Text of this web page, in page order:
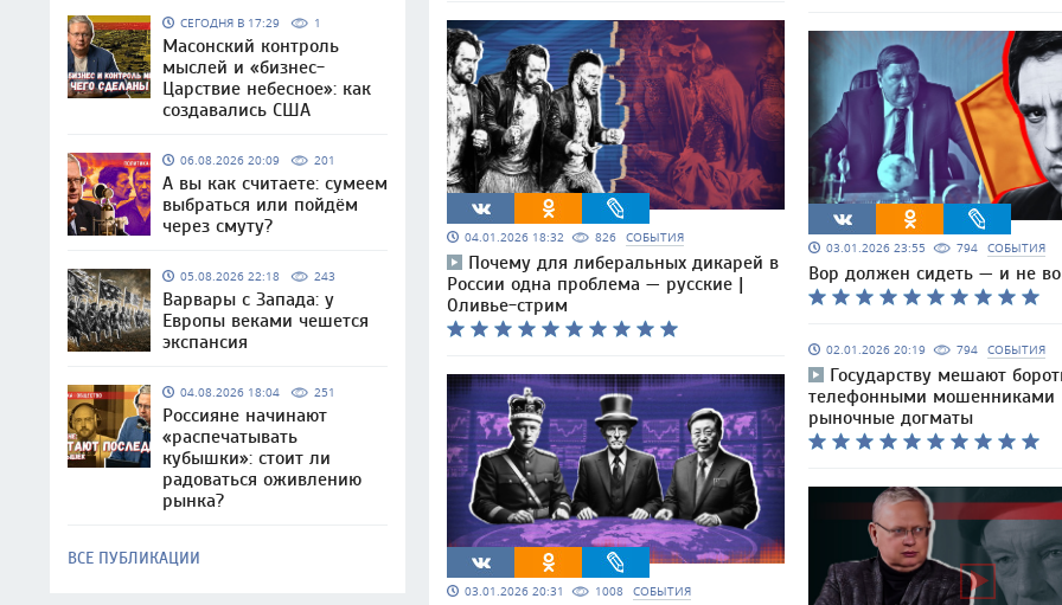
СЕГОДНЯ В 17:29 1
Масонский контроль
мыслей и «бизнес-
Царствие небесное»: как
создавались США
06.08.2026 20:09 201
А вы как считаете: сумеем
выбраться или пойдём
через смуту?
05.08.2026 22:18 243
Варвары с Запада: у
Европы веками чешется
экспансия
04.08.2026 18:04 251
Россияне начинают
«распечатывать
кубышки»: стоит ли
радоваться оживлению
рынка?
ВСЕ ПУБЛИКАЦИИ
04.01.2026 18:32 826 СОБЫТИЯ
Почему для либеральных дикарей в
России одна проблема — русские |
Оливье-стрим
03.01.2026 20:31 1008 СОБЫТИЯ
03.01.2026 23:55 794 СОБЫТИЯ
Вор должен сидеть — и не во
02.01.2026 20:19 794 СОБЫТИЯ
Государству мешают
телефонными мошенниками
рыночные догматы